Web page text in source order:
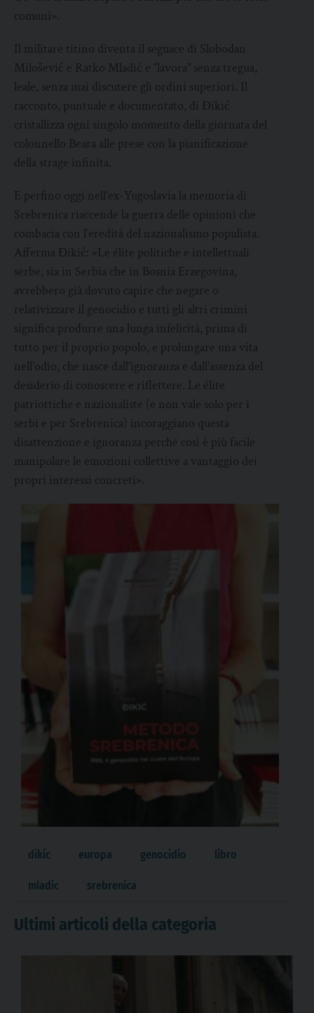
comuni».
Il militare titino diventa il seguace di Slobodan
Milošević e Ratko Mladić e “lavora” senza tregua,
leale, senza mai discutere gli ordini superiori. Il
racconto, puntuale e documentato, di Đikić
cristallizza ogni singolo momento della giornata del
colonnello Beara alle prese con la pianificazione
della strage infinita.
E perfino oggi nell’ex-Yugoslavia la memoria di
Srebrenica riaccende la guerra delle opinioni che
combacia con l’eredità del nazionalismo populista.
Afferma Đikić: «Le élite politiche e intellettuali
serbe, sia in Serbia che in Bosnia Erzegovina,
avrebbero già dovuto capire che negare o
relativizzare il genocidio e tutti gli altri crimini
significa produrre una lunga infelicità, prima di
tutto per il proprio popolo, e prolungare una vita
nell’odio, che nasce dall’ignoranza e dall’assenza del
desiderio di conoscere e riflettere. Le élite
patriottiche e nazionaliste (e non vale solo per i
serbi e per Srebrenica) incoraggiano questa
disattenzione e ignoranza perché così è più facile
manipolare le emozioni collettive a vantaggio dei
propri interessi concreti».
dikic europa genocidio libro
mladic srebrenica
Ultimi articoli della categoria